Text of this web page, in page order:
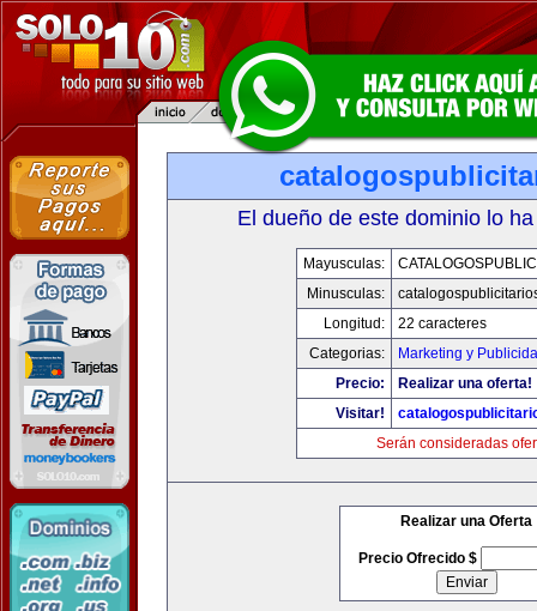
El dueño de este dominio lo
Mayusculas:
Minusculas:
Longitud:
22 caracteres
Categorias:
Marketing y
Precio:
Realizar una oferta!
Visitar!
Serán consideradas
Realizar una Oferta
Precio Ofrecido $